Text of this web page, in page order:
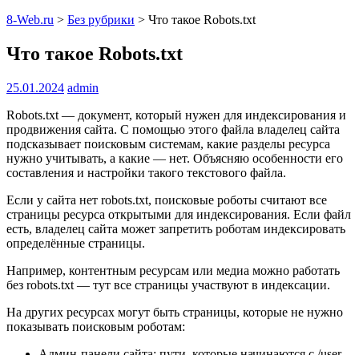
8-Web.ru > Без рубрики > Что такое Robots.txt
Что такое Robots.txt
25.01.2024 admin
Robots.txt — документ, который нужен для индексирования и
продвижения сайта. С помощью этого файла владелец сайта
подсказывает поисковым системам, какие разделы ресурса
нужно учитывать, а какие — нет. Объясняю особенности его
составления и настройки такого текстового файла.
Если у сайта нет robots.txt, поисковые роботы считают все
страницы ресурса открытыми для индексирования. Если файл
есть, владелец сайта может запретить роботам индексировать
определённые страницы.
Например, контентным ресурсам или медиа можно работать
без robots.txt — тут все страницы участвуют в индексации.
На других ресурсах могут быть страницы, которые не нужно
показывать поисковым роботам: